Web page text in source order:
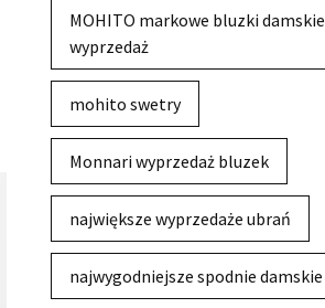
MOHITO markowe bluzki damskie
wyprzedaż
mohito swetry
Monnari wyprzedaż bluzek
największe wyprzedaże ubrań
najwygodniejsze spodnie damskie